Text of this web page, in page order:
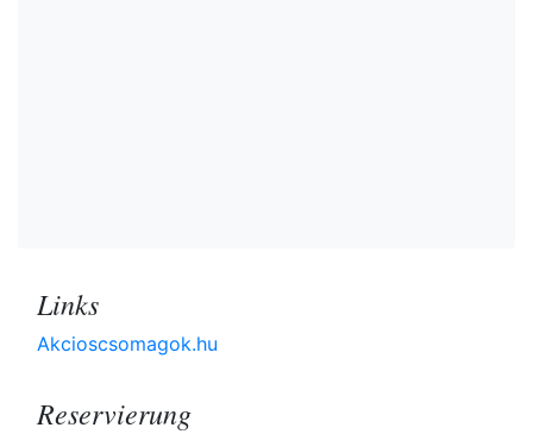
Links
Akcioscsomagok.hu
Reservierung